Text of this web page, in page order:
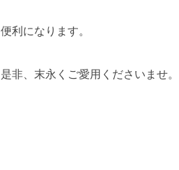
便利になります。
是非、末永くご愛用くださいませ。